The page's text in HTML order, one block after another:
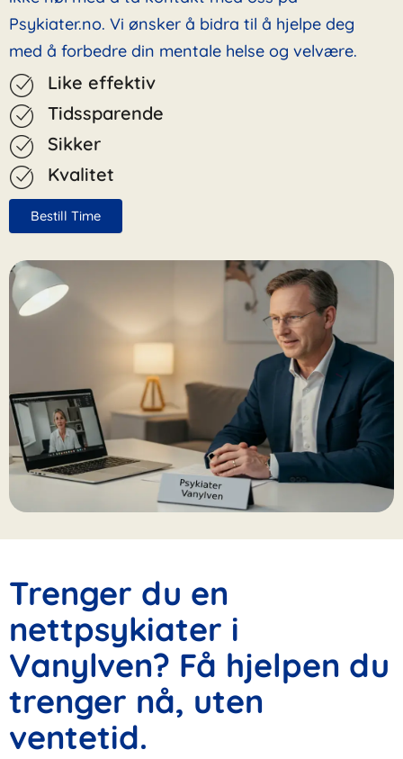
Psykiater.no. Vi ønsker å bidra til å hjelpe deg
med å forbedre din mentale helse og velvære.
Like effektiv
Tidssparende
Sikker
Kvalitet
Bestill Time
Trenger du en
nettpsykiater i
Vanylven? Få hjelpen du
trenger nå, uten
ventetid.